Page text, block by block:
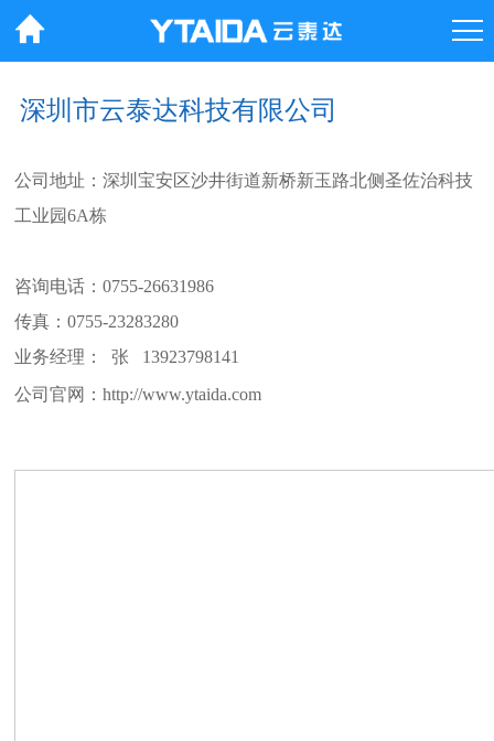
联系我们
深圳市云泰达科技有限公司
公司地址：深圳宝安区沙井街道新桥新玉路北侧圣佐治科技
工业园6A栋
咨询电话：0755-26631986
传真：0755-23283280
业务经理： 张 13923798141
公司官网：http://www.ytaida.com